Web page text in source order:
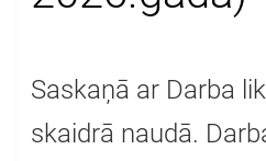
Saskaņā ar Darba
skaidrā naudā.